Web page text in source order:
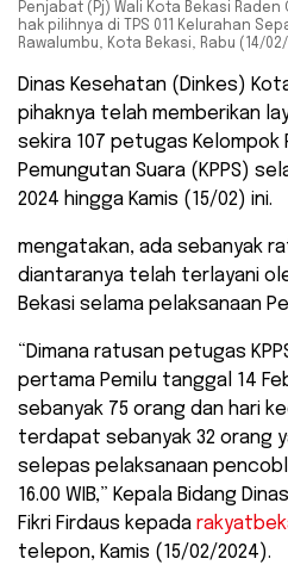
Penjabat (Pj) Wali Kota Bekasi
hak pilihnya di TPS 011 Kelurahan
Rawalumbu, Kota Bekasi, Rabu (14/
Dinas Kesehatan (Dinkes)
pihaknya telah memberikan
sekira 107 petugas Kelompok
Pemungutan Suara (KPPS)
2024 hingga Kamis (15/02) ini.
mengatakan, ada sebanyak
diantaranya telah terlayani
Bekasi selama pelaksanaan
“Dimana ratusan petugas
pertama Pemilu tanggal 14
sebanyak 75 orang dan hari
terdapat sebanyak 32 orang
selepas pelaksanaan
16.00 WIB,” Kepala Bidang
Fikri Firdaus kepada
telepon, Kamis (15/02/2024).